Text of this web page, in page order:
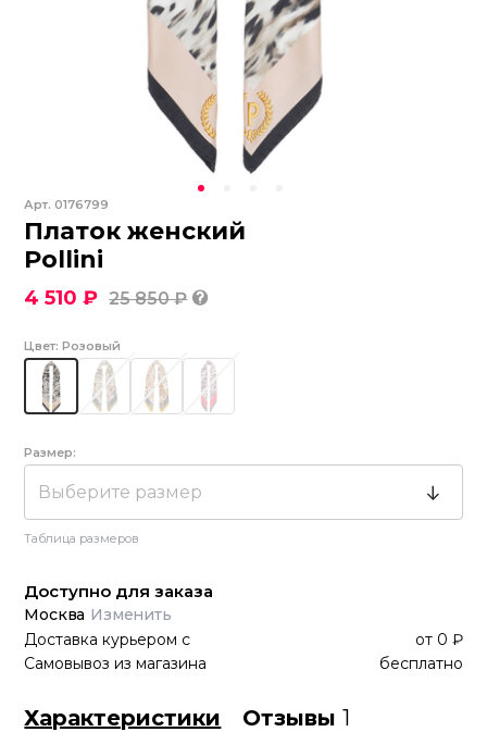
Арт.0176799
Платок женский
Pollini
4 510 ₽ 25 850 ₽
Цвет: Розовый
Размер:
Выберите размер
Таблица размеров
Доступно для заказа
Москва Изменить
Доставка курьером с от 0 ₽
Самовывоз из магазина
бесплатно
Характеристики Отзывы1